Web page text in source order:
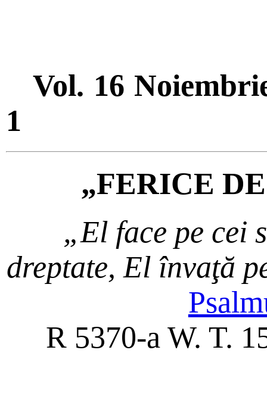
Vol. 16
1
„FERICE
„El face pe cei
dreptate, El învaţă
R 5370-a W. T.